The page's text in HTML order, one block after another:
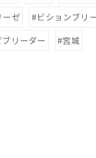
ーゼ #ビションブリ
リーダー #宮城